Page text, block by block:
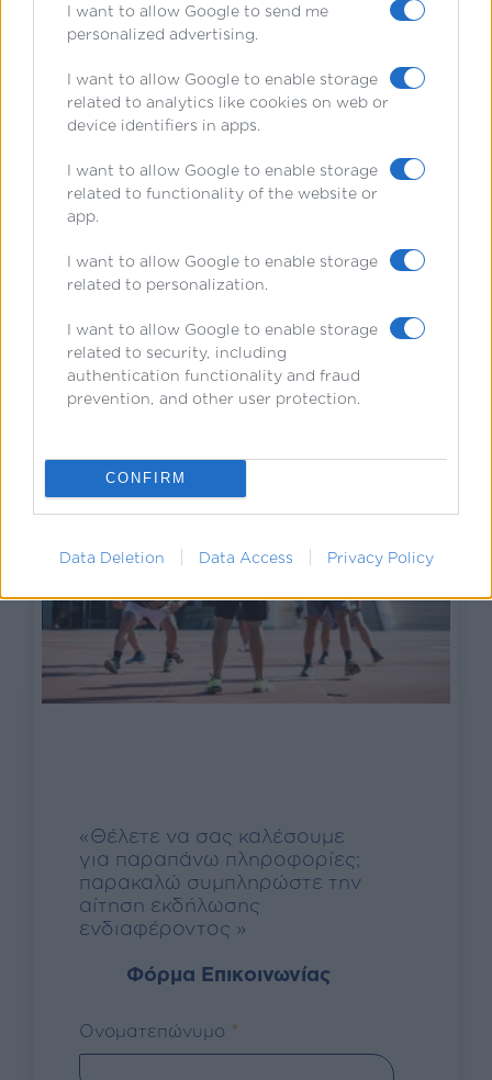
I want to allow Google to send me
personalized advertising.
I want to allow Google to enable storage
related to analytics like cookies on web or
device identifiers in apps.
I want to allow Google to enable storage
related to functionality of the website or
app.
I want to allow Google to enable storage
related to personalization.
I want to allow Google to enable storage
related to security, including
authentication functionality and fraud
prevention, and other user protection.
CONFIRM
Data Deletion Data Access Privacy Policy
«Θέλετε να σας καλέσουμε
για παραπάνω πληροφορίες;
παρακαλώ συμπληρώστε την
αίτηση εκδήλωσης
ενδιαφέροντος »
Φόρμα Επικοινωνίας
Ονοματεπώνυμο *